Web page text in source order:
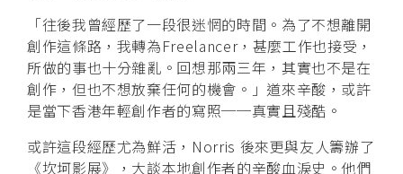
「往後我曾經歷了一段很迷惘的時間。為了不想離開
創作這條路，我轉為Freelancer，甚麼工作也接受，
所做的事也十分雜亂。回想那兩三年，其實也不是在
創作，但也不想放棄任何的機會。」道來辛酸，或許
是當下香港年輕創作者的寫照──真實且殘酷。
或許這段經歷尤為鮮活，Norris 後來更與友人籌辦了
《坎坷影展》，大談本地創作者的辛酸血淚史。他們